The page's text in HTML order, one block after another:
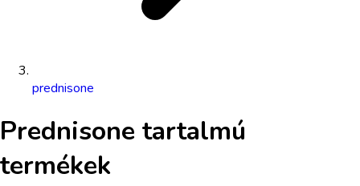
prednisone
Prednisone tartalmú
termékek